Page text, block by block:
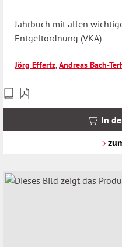
Jahrbuch mit allen
Entgeltordnung (VKA)
Jörg Effertz,Andreas Bach-
Preise
inkl.
In